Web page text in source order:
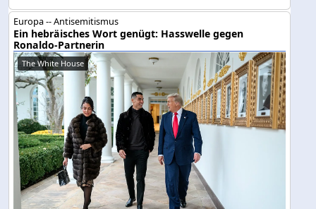
Europa -- Antisemitismus
Ein hebräisches Wort genügt: Hasswelle gegen
Ronaldo-Partnerin
The White House